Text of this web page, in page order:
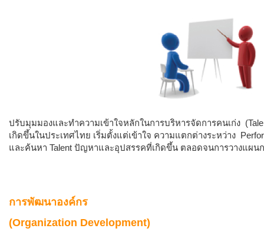
ปรับมุมมองและทำความเข้าใจหลักในการบริหารจัดการคนเก่ง
เกิดขึ้นในประเทศไทย เริ่มตั้งแต่เข้าใจ ความแตกต่างระหว่าง
และค้นหา Talent ปัญหาและอุปสรรคที่เกิดขึ้น ตลอดจนการวางแผน
การพัฒนาองค์กร
(Organization Development)